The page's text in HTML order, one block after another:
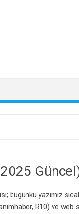
bugünkü yazımız
R10) ve